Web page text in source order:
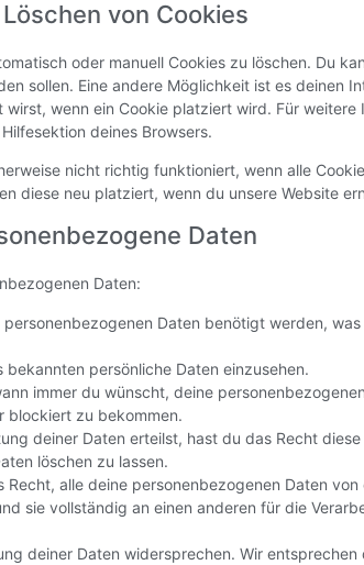
von Cookies
oder manuell Cookies zu löschen. Du
sollen. Eine andere Möglichkeit ist es deinen
wenn ein Cookie platziert wird. Für weitere
deines Browsers.
nicht richtig funktioniert, wenn alle
diese neu platziert, wenn du unsere Website
Daten
Daten:
Daten benötigt werden,
persönliche Daten einzusehen.
immer du wünscht, deine
blockiert zu bekommen.
deiner Daten erteilst, hast du das Recht
löschen zu lassen.
alle deine personenbezogenen Daten
sie vollständig an einen anderen für die
deiner Daten widersprechen. Wir entsprechen